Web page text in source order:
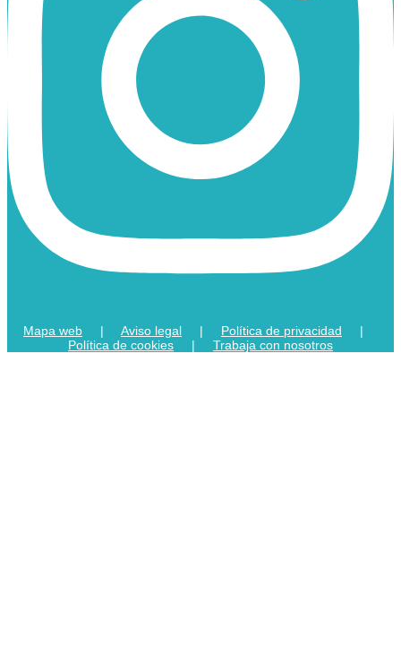
Mapa web | Aviso legal | Política de privacidad |
Política de cookies | Trabaja con nosotros